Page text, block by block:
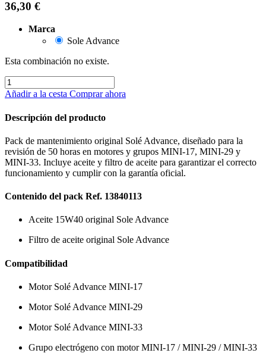
36,30 €
Marca
Sole Advance
Esta combinación no existe.
Añadir a la cesta Comprar ahora
Descripción del producto
Pack de mantenimiento original Solé Advance, diseñado para la
revisión de 50 horas en motores y grupos MINI-17, MINI-29 y
MINI-33. Incluye aceite y filtro de aceite para garantizar el correcto
funcionamiento y cumplir con la garantía oficial.
Contenido del pack Ref. 13840113
Aceite 15W40 original Sole Advance
Filtro de aceite original Sole Advance
Compatibilidad
Motor Solé Advance MINI-17
Motor Solé Advance MINI-29
Motor Solé Advance MINI-33
Grupo electrógeno con motor MINI-17 / MINI-29 / MINI-33